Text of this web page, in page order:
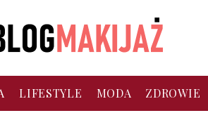
LIFESTYLE MODA ZDROWIE